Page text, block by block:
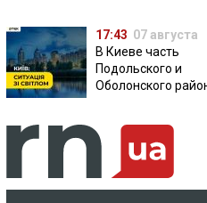
17:43 07 августа
В Киеве часть
Подольского и
Оболонского